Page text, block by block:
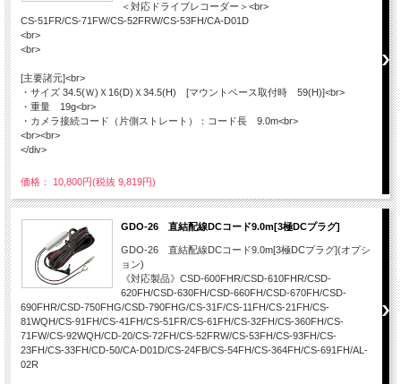
＜対応ドライブレコーダー＞<br>
CS-51FR/CS-71FW/CS-52FRW/CS-53FH/CA-D01D
<br>
<br>
[主要諸元]<br>
・サイズ 34.5(Ｗ)Ｘ16(D)Ｘ34.5(H) [マウントベース取付時 59(H)]<br>
・重量 19g<br>
・カメラ接続コード（片側ストレート）：コード長 9.0m<br>
<br><br>
</div>
価格： 10,800円(税抜 9,819円)
GDO-26 直結配線DCコード9.0m[3極DCプラグ]
GDO-26 直結配線DCコード9.0m[3極DCプラグ](オプシ
ョン)
《対応製品》CSD-600FHR/CSD-610FHR/CSD-
620FH/CSD-630FH/CSD-660FH/CSD-670FH/CSD-
690FHR/CSD-750FHG/CSD-790FHG/CS-31F/CS-11FH/CS-21FH/CS-
81WQH/CS-91FH/CS-41FH/CS-51FR/CS-61FH/CS-32FH/CS-360FH/CS-
71FW/CS-92WQH/CD-20/CS-72FH/CS-52FRW/CS-53FH/CS-93FH/CS-
23FH/CS-33FH/CD-50/CA-D01D/CS-24FB/CS-54FH/CS-364FH/CS-691FH/AL-
02R